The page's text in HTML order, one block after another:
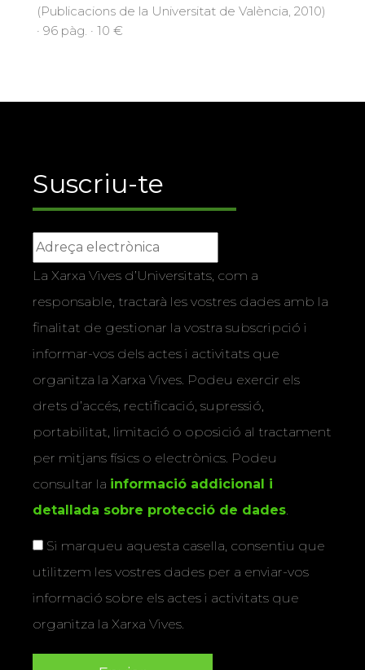
(Publicacions de la Universitat de València, 2010)
· 96 pàg. · 10 €
Suscriu-te
La Xarxa Vives d’Universitats, com a
responsable, tractarà les vostres dades amb la
finalitat de gestionar la vostra subscripció i
informar-vos dels actes i activitats que
organitza la Xarxa Vives. Podeu exercir els
drets d’accés, rectificació, supressió,
portabilitat, limitació o oposició al tractament
per mitjans físics o electrònics. Podeu
consultar la informació addicional i
detallada sobre protecció de dades
Si marqueu aquesta casella, consentiu que
utilitzem les vostres dades per a enviar-vos
informació sobre els actes i activitats que
organitza la Xarxa Vives.